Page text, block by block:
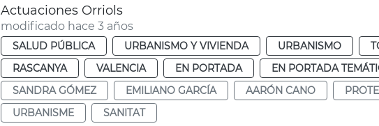
Actuaciones Orriols
modificado hace 3 años
SALUD PÚBLICA URBANISMO Y VIVIENDA URBANISMO
RASCANYA
VALENCIA EN PORTADA EN PORTADA
SANDRA GÓMEZ
EMILIANO GARCÍA AARÓN CANO
URBANISME
SANITAT